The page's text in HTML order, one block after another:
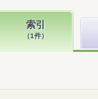
索引
（1件）